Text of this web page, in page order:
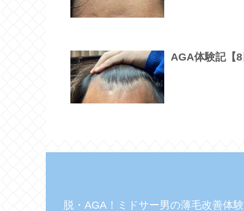
AGA体験記【
脱・AGA！ミドサー男の薄毛改善体